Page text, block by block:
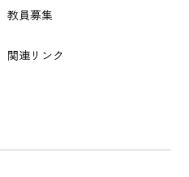
教員募集
関連リンク